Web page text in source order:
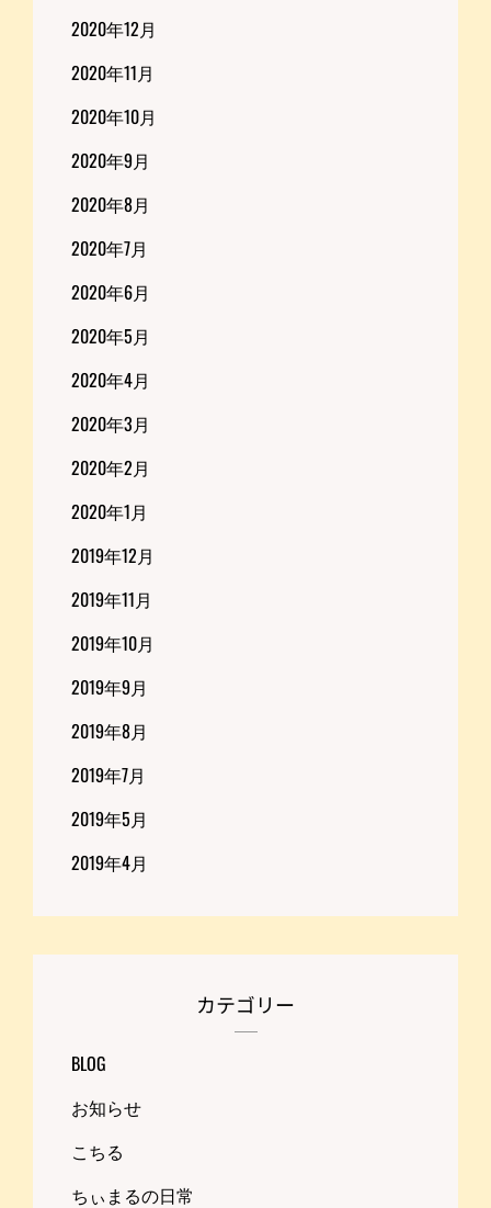
2020年12月
2020年11月
2020年10月
2020年9月
2020年8月
2020年7月
2020年6月
2020年5月
2020年4月
2020年3月
2020年2月
2020年1月
2019年12月
2019年11月
2019年10月
2019年9月
2019年8月
2019年7月
2019年5月
2019年4月
カテゴリー
BLOG
お知らせ
こちる
ちぃまるの日常